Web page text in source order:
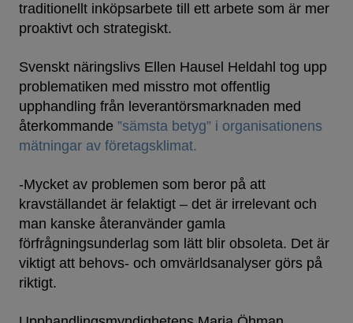
traditionellt inköpsarbete till ett arbete som är mer
proaktivt och strategiskt.
Svenskt näringslivs Ellen Hausel Heldahl tog upp
problematiken med misstro mot offentlig
upphandling från leverantörsmarknaden med
återkommande ”sämsta betyg” i organisationens
mätningar av företagsklimat.
-Mycket av problemen som beror på att
kravställandet är felaktigt – det är irrelevant och
man kanske återanvänder gamla
förfrågningsunderlag som lätt blir obsoleta. Det är
viktigt att behovs- och omvärldsanalyser görs på
riktigt.